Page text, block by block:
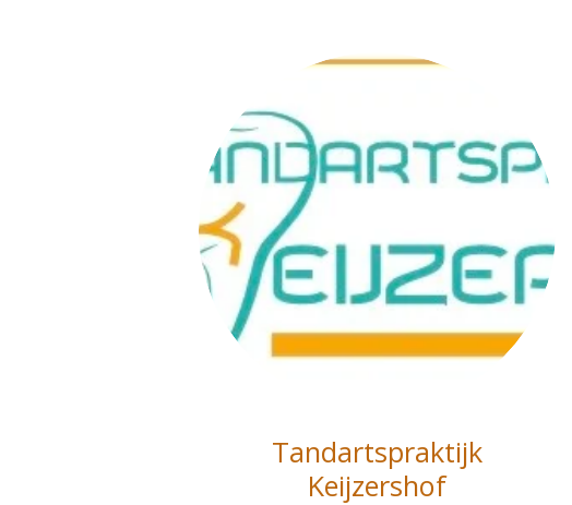
Tandartspraktijk
Keijzershof